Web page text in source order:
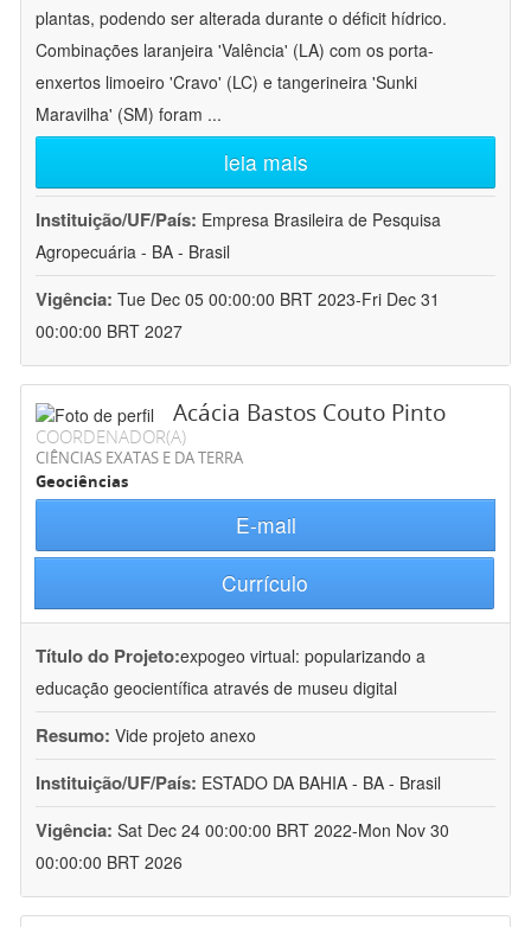
plantas, podendo ser alterada durante o déficit hídrico.
Combinações laranjeira 'Valência' (LA) com os porta-
enxertos limoeiro 'Cravo' (LC) e tangerineira 'Sunki
Maravilha' (SM) foram ...
leia mais
Instituição/UF/País: Empresa Brasileira de Pesquisa
Agropecuária - BA - Brasil
Vigência: Tue Dec 05 00:00:00 BRT 2023-Fri Dec 31
00:00:00 BRT 2027
Acácia Bastos Couto Pinto
COORDENADOR(A)
CIÊNCIAS EXATAS E DA TERRA
Geociências
E-mail
Currículo
Título do Projeto:expogeo virtual: popularizando a
educação geocientífica através de museu digital
Resumo: Vide projeto anexo
Instituição/UF/País: ESTADO DA BAHIA - BA - Brasil
Vigência: Sat Dec 24 00:00:00 BRT 2022-Mon Nov 30
00:00:00 BRT 2026